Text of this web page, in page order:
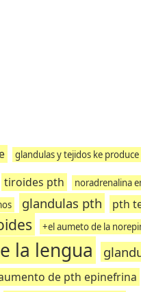
glandulas y tejidos ke produce
tiroides pth noradrenalina
glandulas pth pth
+el aumeto de la
la lengua
de pth epinefrina